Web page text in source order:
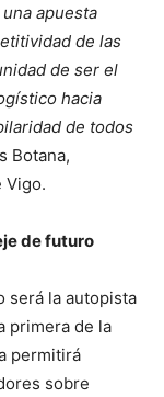
apuesta
de las
de ser el
hacia
de todos
Botana,
Vigo.
de futuro
será la autopista
primera de la
permitirá
sobre